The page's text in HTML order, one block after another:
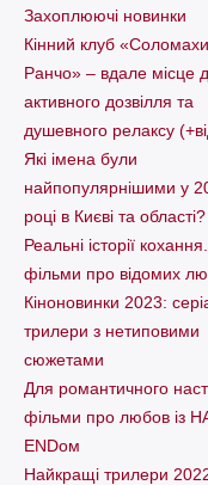
Захоплюючі новинки
Кінний клуб
Ранчо» – вдале місце
активного дозвілля та
душевного релаксу
Які імена були
найпопулярнішими у
році в Києві та області?
Реальні історії
фільми про відомих
Кіноновинки 2023:
трилери з нетиповими
сюжетами
Для романтичного
фільми про любов із
ENDом
Найкращі трилери